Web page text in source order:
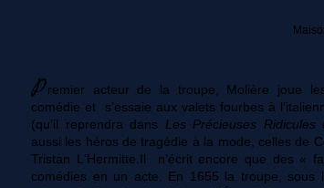
Premier acteur de la troupe, Molière joue
comédie et s’essaie aux valets fourbes à
(qu’il reprendra dans Les Précieuses Ridicules
aussi les héros de tragédie à la mode, celles de
Tristan L'Hermitte.Il n’écrit encore que des «
comédies en un acte. En 1655 la troupe, sous